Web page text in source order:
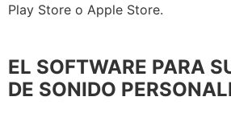
Play Store o Apple Store.
EL SOFTWARE PARA
DE SONIDO